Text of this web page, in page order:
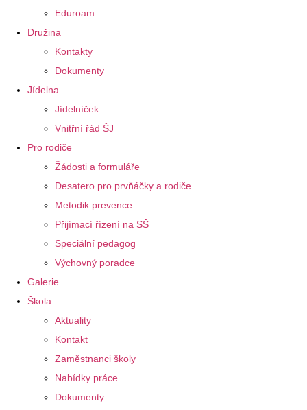
Eduroam
Družina
Kontakty
Dokumenty
Jídelna
Jídelníček
Vnitřní řád ŠJ
Pro rodiče
Žádosti a formuláře
Desatero pro prvňáčky a rodiče
Metodik prevence
Přijímací řízení na SŠ
Speciální pedagog
Výchovný poradce
Galerie
Škola
Aktuality
Kontakt
Zaměstnanci školy
Nabídky práce
Dokumenty